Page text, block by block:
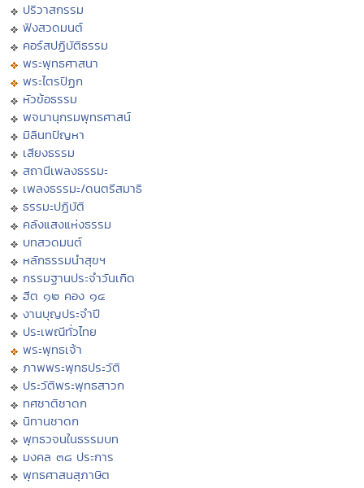
ปริวาสกรรม
ฟังสวดมนต์
คอร์สปฏิบัติธรรม
พระพุทธศาสนา
พระไตรปิฏก
หัวข้อธรรม
พจนานุกรมพุทธศาสน์
มิลินทปัญหา
เสียงธรรม
สถานีเพลงธรรมะ
เพลงธรรมะ/ดนตรีสมาธิ
ธรรมะปฏิบัติ
คลังแสงแห่งธรรม
บทสวดมนต์
หลักธรรมนำสุขฯ
กรรมฐานประจำวันเกิด
ฮีต ๑๒ คอง ๑๔
งานบุญประจำปี
ประเพณีทั่วไทย
พระพุทธเจ้า
ภาพพระพุทธประวัติ
ประวัติพระพุทธสาวก
ทศชาติชาดก
นิทานชาดก
พุทธวจนในธรรมบท
มงคล ๓๘ ประการ
พุทธศาสนสุภาษิต